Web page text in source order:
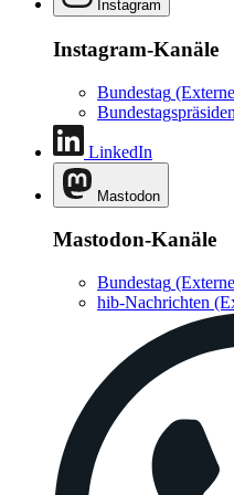
Instagram
Instagram-Kanäle
Bundestag
LinkedIn
Mastodon
Mastodon-Kanäle
Bundestag
hib-Nachrichten